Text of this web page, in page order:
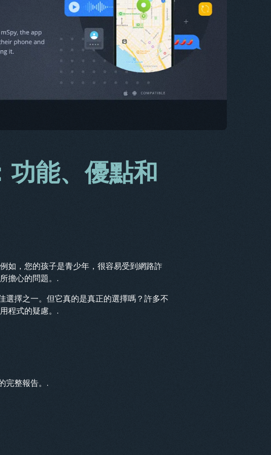
CS
大
它
FR
NL
他
功能、優點和
如，您的孩子是青少年，很容易受到網路詐
擔心的問題。.
選擇之一。但它真的是真正的選擇嗎？許多不
程式的疑慮。.
完整報告。.